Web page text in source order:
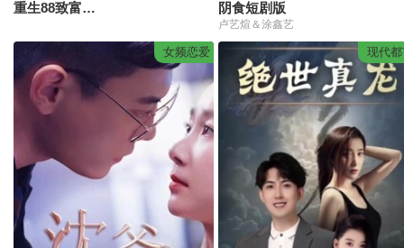
重生88致富路从二道贩子开始 阴食短剧版
卢艺煊＆涂鑫艺
女频恋爱 现代